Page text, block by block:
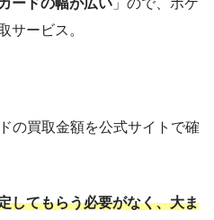
ードの幅が広い 」ので、ポケ
サービス。
の買取金額を公式サイトで確
してもらう必要がなく、大ま